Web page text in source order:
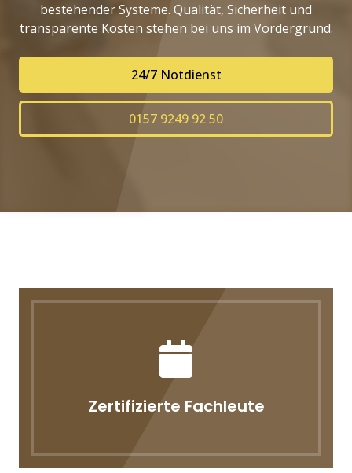
bestehender Systeme. Qualität, Sicherheit und
transparente Kosten stehen bei uns im Vordergrund.
24/7 Notdienst
0157 9249 92 50
Zertifizierte Fachleute